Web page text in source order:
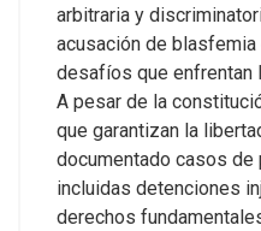
arbitraria y
acusación de
desafíos que enfrentan
A pesar de la
que garantizan la
documentado casos
incluidas detenciones
derechos